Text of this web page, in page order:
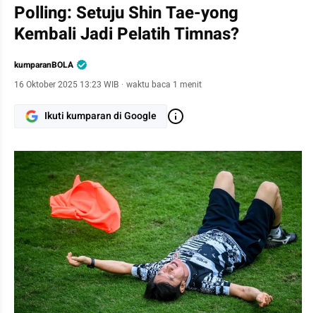
Polling: Setuju Shin Tae-yong
Kembali Jadi Pelatih Timnas?
kumparanBOLA
16 Oktober 2025 13:23 WIB · waktu baca 1 menit
Ikuti kumparan di Google